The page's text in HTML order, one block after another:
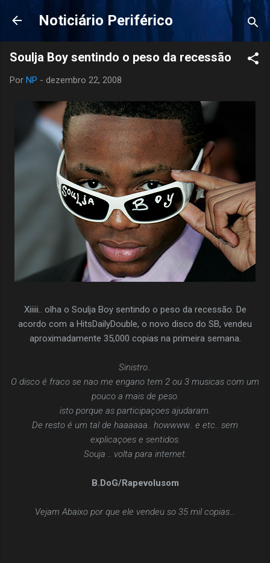
Pular para o conteúdo principal
Noticiário Periférico
Soulja Boy sentindo o peso da recessão
Por NP - dezembro 22, 2008
Xiiiii.. olha o Soulja Boy sentindo o peso da recessão. De
acordo com a HitsDailyDouble, o novo disco do SB, vendeu
aproximadamente 35,000 copias na primeira semana.
Sinistro..
O disco é fraco se nao me engano tem 2 ou 3 musicas com um
pouco a mais de peso.
isto porque as participaçoes ajudaram.
De resto é um tal de haaaaaa.. howwww.. e etc.. sem
explicaçoes e sentidos.
Souja .. volta para internet.
B.DoG/Rapevolusom
Vejam Abaixo por que ele vendeu so 35 mil copias...